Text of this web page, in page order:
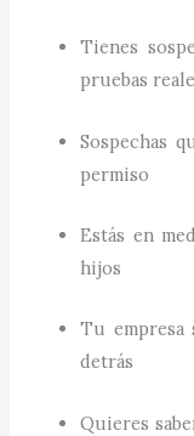
Tienes
pruebas
Sospechas
permiso
Estás en
hijos
Tu empresa
detrás
Quieres